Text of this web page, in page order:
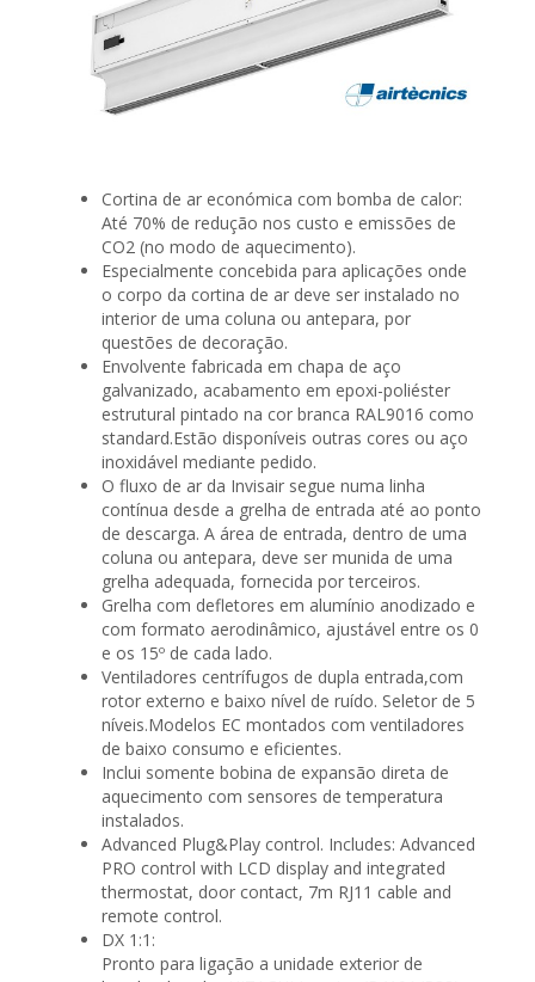
Cortina de ar económica com bomba de calor:
Até 70% de redução nos custo e emissões de
CO2 (no modo de aquecimento).
Especialmente concebida para aplicações onde
o corpo da cortina de ar deve ser instalado no
interior de uma coluna ou antepara, por
questões de decoração.
Envolvente fabricada em chapa de aço
galvanizado, acabamento em epoxi-poliéster
estrutural pintado na cor branca RAL9016 como
standard.Estão disponíveis outras cores ou aço
inoxidável mediante pedido.
O fluxo de ar da Invisair segue numa linha
contínua desde a grelha de entrada até ao ponto
de descarga. A área de entrada, dentro de uma
coluna ou antepara, deve ser munida de uma
grelha adequada, fornecida por terceiros.
Grelha com defletores em alumínio anodizado e
com formato aerodinâmico, ajustável entre os 0
e os 15º de cada lado.
Ventiladores centrífugos de dupla entrada,com
rotor externo e baixo nível de ruído. Seletor de 5
níveis.Modelos EC montados com ventiladores
de baixo consumo e eficientes.
Inclui somente bobina de expansão direta de
aquecimento com sensores de temperatura
instalados.
Advanced Plug&Play control. Includes: Advanced
PRO control with LCD display and integrated
thermostat, door contact, 7m RJ11 cable and
remote control.
DX 1:1:
Pronto para ligação a unidade exterior de